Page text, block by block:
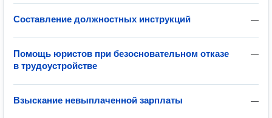
—
Составление должностных инструкций
—
Помощь юристов при безосновательном отказе
в трудоустройстве
—
Взыскание невыплаченной зарплаты